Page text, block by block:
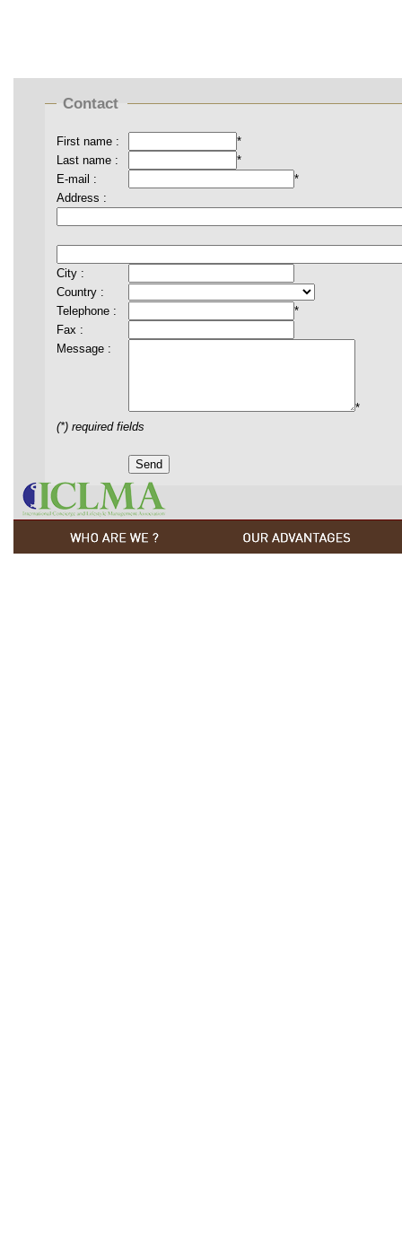
Contact
First name :
*
Last name :
*
E-mail :
*
Address :
City :
Country :
Telephone :
*
Fax :
Message :
*
(*) required fields